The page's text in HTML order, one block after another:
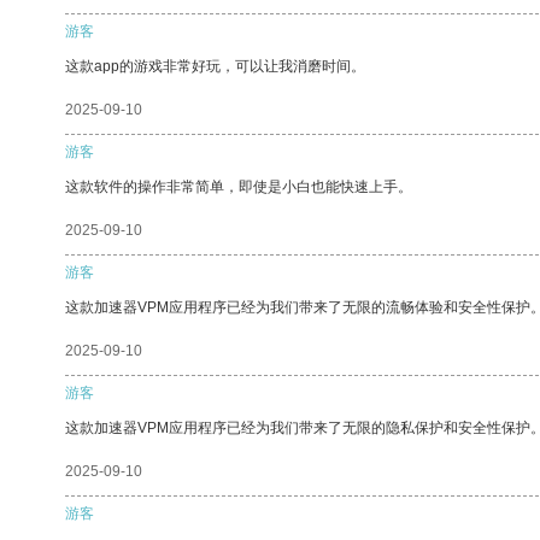
游客
这款app的游戏非常好玩，可以让我消磨时间。
2025-09-10
游客
这款软件的操作非常简单，即使是小白也能快速上手。
2025-09-10
游客
这款加速器VPM应用程序已经为我们带来了无限的流畅体验和安全性保护
2025-09-10
游客
这款加速器VPM应用程序已经为我们带来了无限的隐私保护和安全性保护
2025-09-10
游客